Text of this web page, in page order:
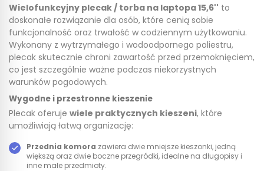
Wielofunkcyjny plecak / torba na laptopa 15,6'' to
doskonałe rozwiązanie dla osób, które cenią sobie
funkcjonalność oraz trwałość w codziennym użytkowaniu.
Wykonany z wytrzymałego i wodoodpornego poliestru,
plecak skutecznie chroni zawartość przed przemoknięciem,
co jest szczególnie ważne podczas niekorzystnych
warunków pogodowych.
Wygodne i przestronne kieszenie
Plecak oferuje wiele praktycznych kieszeni, które
umożliwiają łatwą organizację:
Przednia komora zawiera dwie mniejsze kieszonki, jedną
większą oraz dwie boczne przegródki, idealne na długopisy i
inne małe przedmioty.